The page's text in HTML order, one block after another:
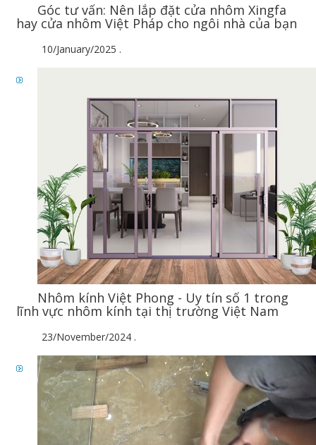
Góc tư vấn: Nên lắp đặt cửa nhôm Xingfa
hay cửa nhôm Việt Pháp cho ngôi nhà của bạn
10/January/2025 .
Nhôm kính Việt Phong - Uy tín số 1 trong
lĩnh vực nhôm kính tại thị trường Việt Nam
23/November/2024 .